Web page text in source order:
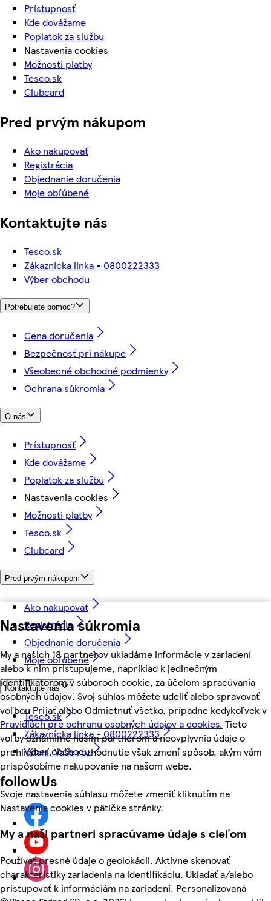
Nastavenia súkromia
My a našich 18 partnerov ukladáme informácie v zariadení
alebo k nim pristupujeme, napríklad k jedinečným
identifikátorom v súboroch cookie, za účelom spracúvania
osobných údajov. Svoj súhlas môžete udeliť alebo spravovať
voľbou Prijať alebo Odmietnuť všetko, prípadne kedykoľvek v
Pravidlách pre ochranu osobných údajov a cookies. Tieto
voľby oznámime našim partnerom a neovplyvnia údaje o
prehliadaní. Vaše rozhodnutie však zmení spôsob, akým vám
prispôsobíme nakupovanie na našom webe.
Svoje nastavenia súhlasu môžete zmeniť kliknutím na
Nastavenia cookies v pätičke stránky.
My a naši partneri spracúvame údaje s cieľom
Používať presné údaje o geolokácii. Aktívne skenovať
charakteristiky zariadenia na identifikáciu. Ukladať a/alebo
pristupovať k informáciám na zariadení. Personalizovaná
Prístupnosť
Kde dovážame
Poplatok za službu
Nastavenia cookies
Možnosti platby
Tesco.sk
Clubcard
Pred prvým nákupom
Ako nakupovať
Registrácia
Objednanie doručenia
Moje obľúbené
Kontaktujte nás
Tesco.sk
Zákaznícka linka - 0800222333
Výber obchodu
Potrebujete pomoc?
Cena doručenia
Bezpečnosť pri nákupe
Všeobecné obchodné podmienky
Ochrana súkromia
O nás
Prístupnosť
Kde dovážame
Poplatok za službu
Nastavenia cookies
Možnosti platby
Tesco.sk
Clubcard
Pred prvým nákupom
Ako nakupovať
Registrácia
Objednanie doručenia
Moje obľúbené
Kontaktujte nás
Tesco.sk
Zákaznícka linka - 0800222333
Výber obchodu
followUs